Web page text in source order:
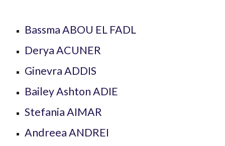
BassmaABOU EL FADL
Derya ACUNER
GinevraADDIS
Bailey AshtonADIE
StefaniaAIMAR
AndreeaANDREI